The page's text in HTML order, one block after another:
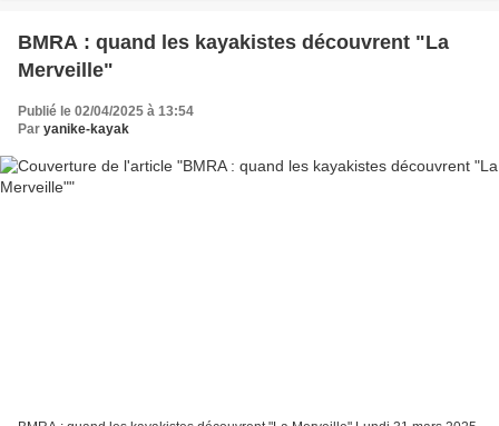
BMRA : quand les kayakistes découvrent "La
Merveille"
Publié le 02/04/2025 à 13:54
Par yanike-kayak